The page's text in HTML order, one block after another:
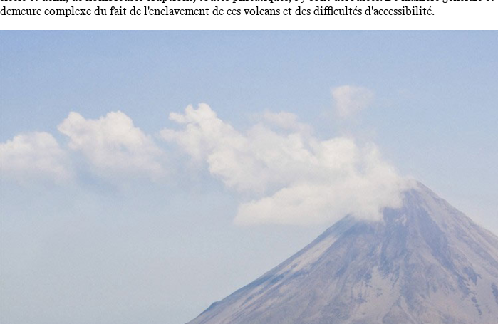
demeure complexe du fait de l'enclavement de ces volcans et des difficultés d'accessibilité.